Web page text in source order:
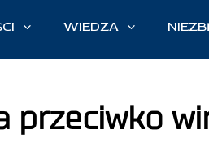
WIEDZA
przeciwko